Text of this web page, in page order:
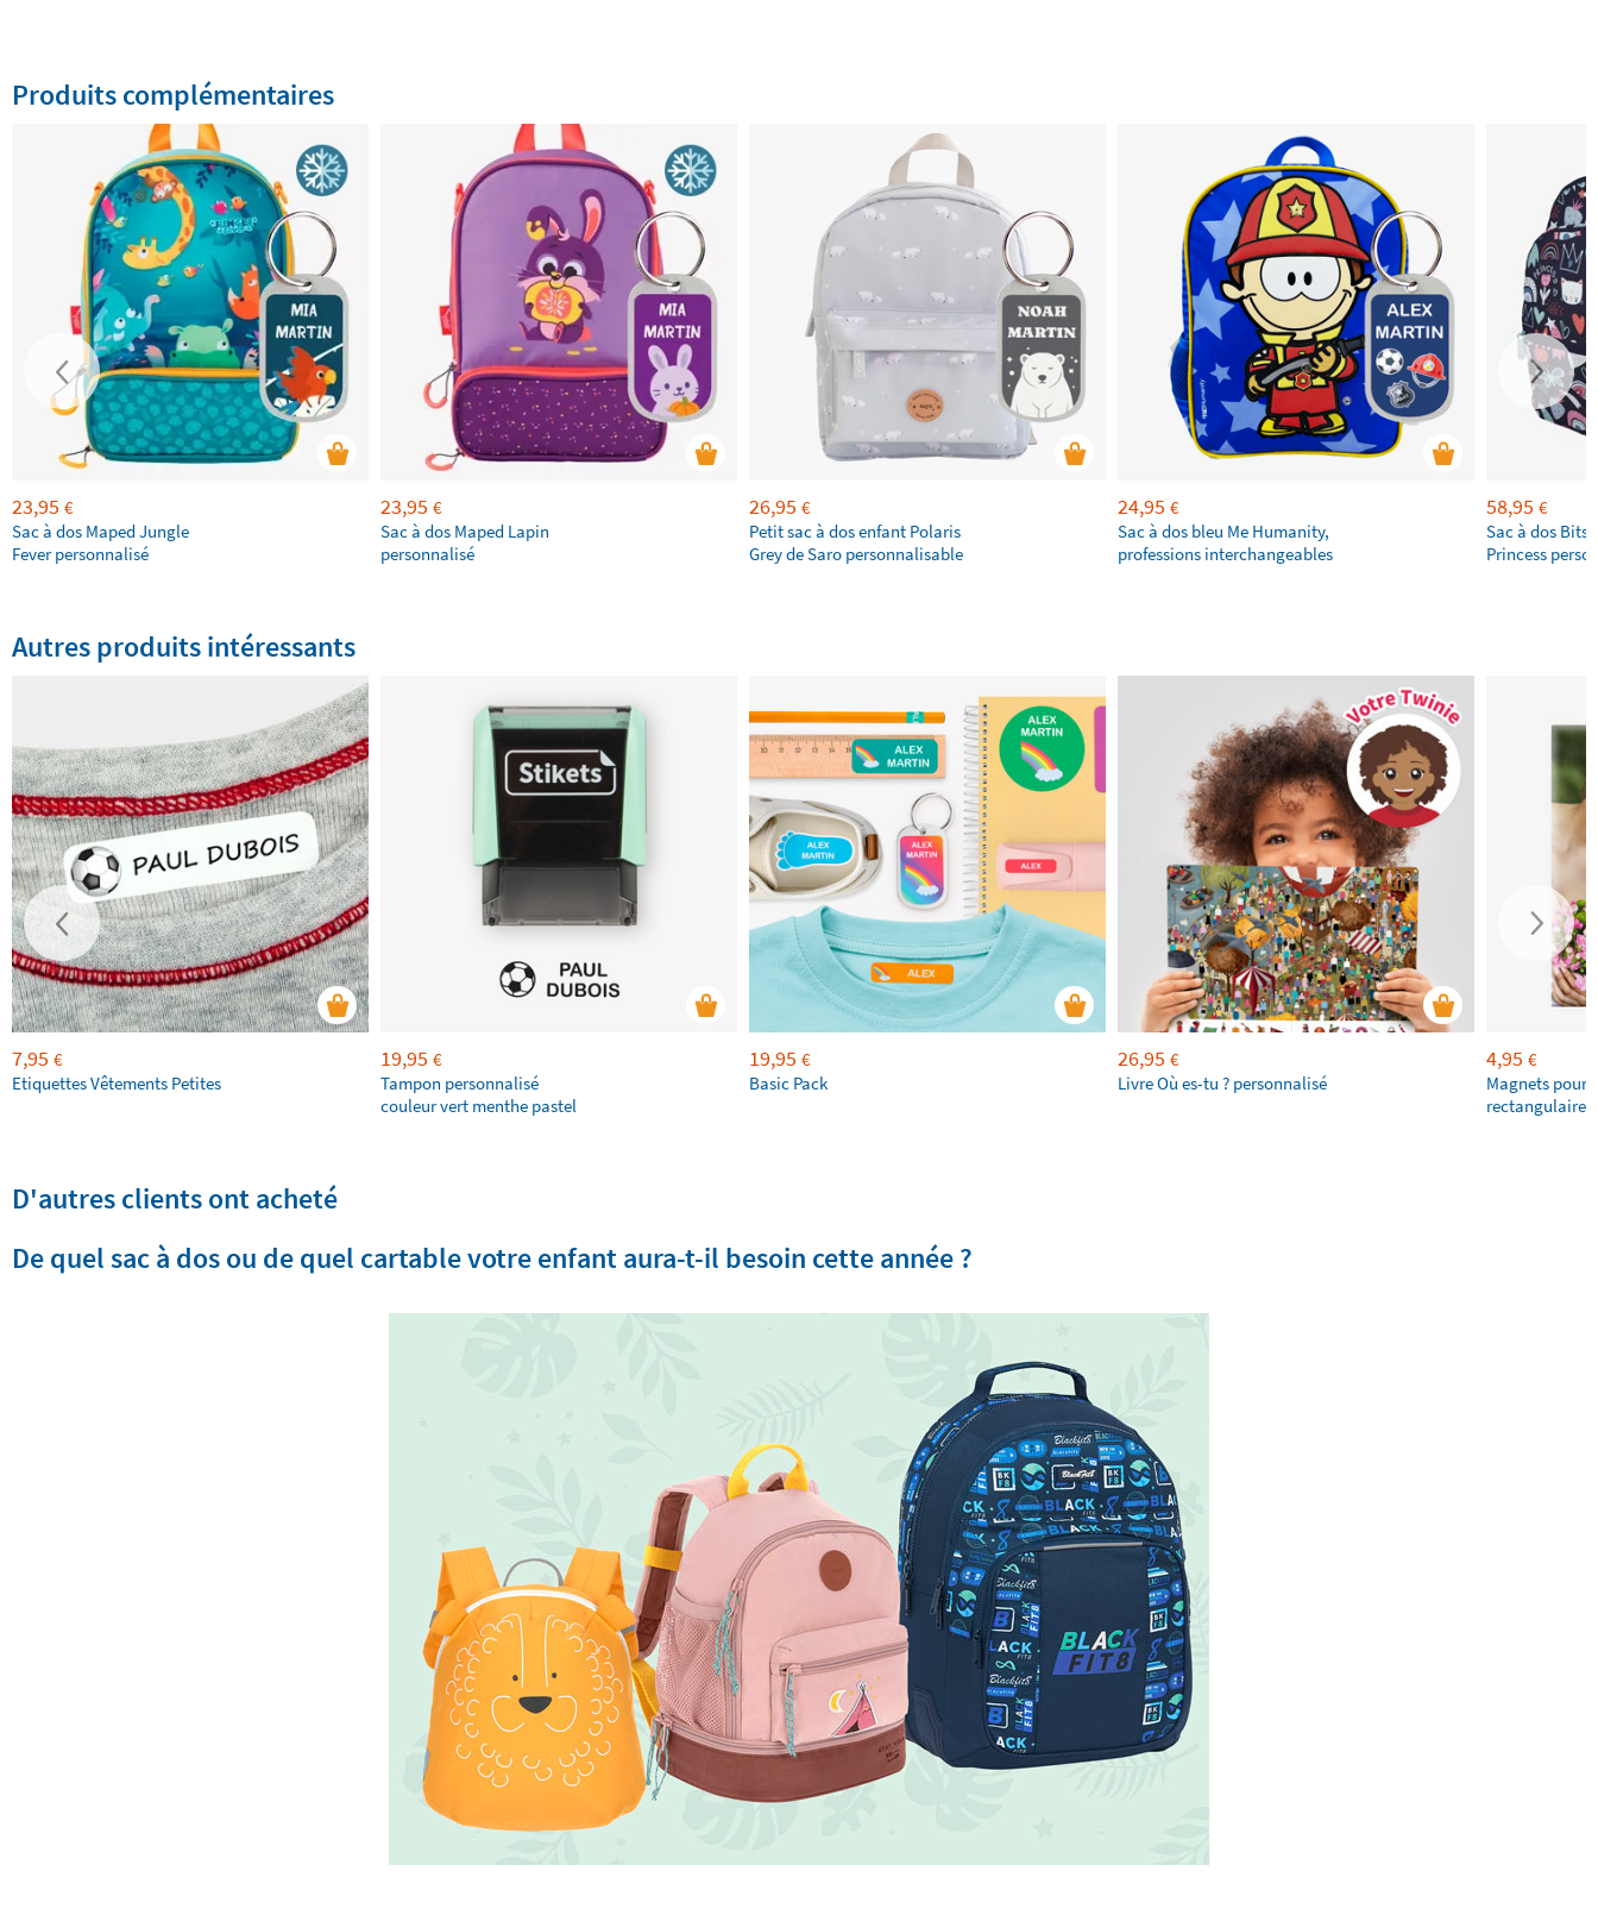
Produits complémentaires
23,95 €
Sac à dos Maped Jungle
Fever personnalisé
23,95 €
Sac à dos Maped Lapin
personnalisé
26,95 €
Petit sac à dos enfant Polaris
Grey de Saro personnalisable
24,95 €
Sac à dos bleu Me Humanity,
professions interchangeables
58,95 €
Sac à dos Bits
Princess
Autres produits intéressants
7,95 €
Etiquettes Vêtements Petites
19,95 €
Tampon personnalisé
couleur vert menthe pastel
19,95 €
Basic Pack
26,95 €
Livre Où es-tu ? personnalisé
4,95 €
Magnets pour
rectangulaires
D'autres clients ont acheté
De quel sac à dos ou de quel cartable votre enfant aura-t-il besoin cette année ?